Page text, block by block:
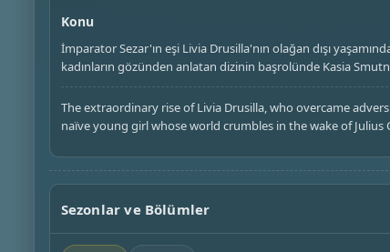
Konu
İmparator Sezar'ın eşi Livia Drusilla'nın olağan dışı
kadınların gözünden anlatan dizinin başrolünde Kasia
The extraordinary rise of Livia Drusilla, who overcame
naïve young girl whose world crumbles in the wake of Julius
Sezonlar ve Bölümler